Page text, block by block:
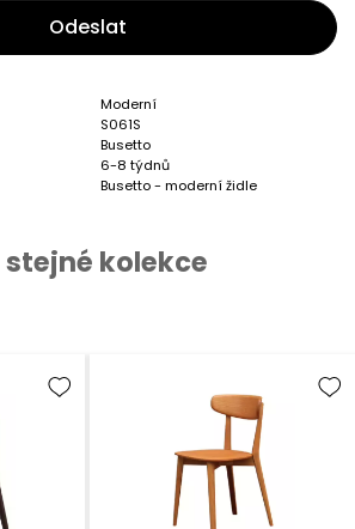
Odeslat
Moderní
S061S
Busetto
6-8 týdnů
Busetto - moderní židle
stejné kolekce